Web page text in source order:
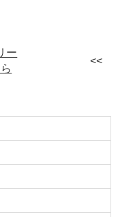
ー